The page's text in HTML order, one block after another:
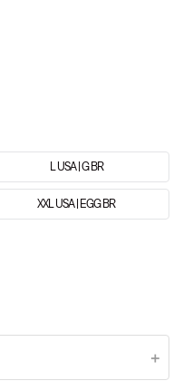
L USA | G BR
XXL USA | EGG BR
＋